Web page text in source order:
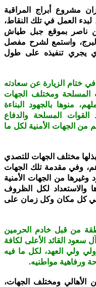
مشروع أبراج المراقبة
العمل في تلك النقاط،
ناصر بموقع جبل طياش
واستمع لشرح مفصل
يجري تنفيذه على طول
ختام الزيارة عن سعادته
المسلحة ومختلف الجهات
منوها بالجهود البناءة
القوات المسلحة والدفاع
الجهات الأمنية لكل ما
مختلف الجهات للتصدي
وفي مقدمة تلك الجهات
من الجهات الأمنية
والاستعداد لكل الظروف
كل مكان وكل زمان على
من قبل خادم الحرمين
سعود القائد الأعلى لكافة
ولي العهد، لكل ما فيه
ورفاهية مواطنيه.
الأهالي ومختلف الجهات،